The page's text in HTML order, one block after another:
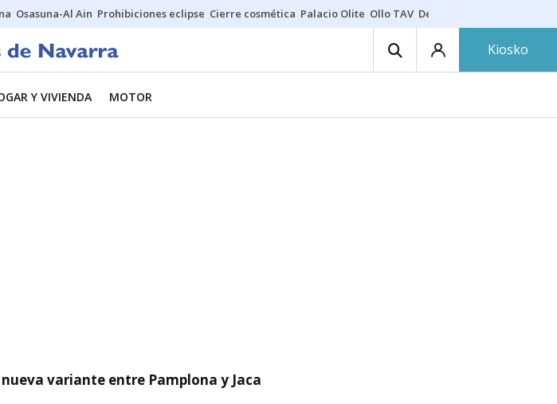
Osasuna-Al Ain Prohibiciones eclipse Cierre cosmética Palacio Olite Ollo TAV Derrama vecinos
Kiosko
Y VIVIENDA MOTOR
variante entre Pamplona y Jaca